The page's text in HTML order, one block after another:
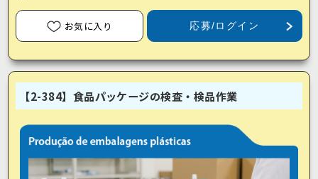
お気に入り 応募/ログイン
【2-384】食品パッケージの検査・検品作業